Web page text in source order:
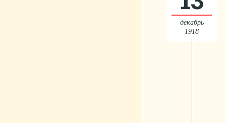
декабрь
1918